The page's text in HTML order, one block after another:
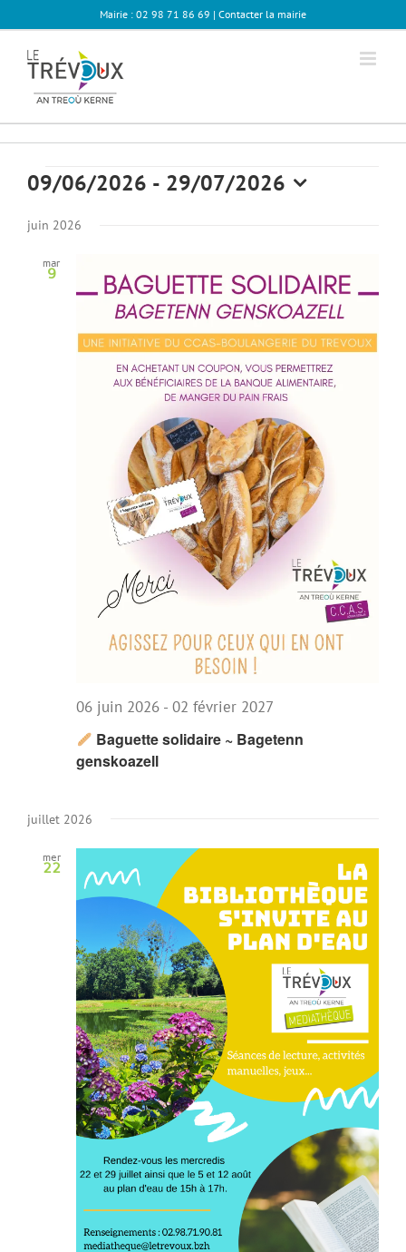
au
Mairie : 02 98 71 86 69 | Contacter la mairie
Évènements
09/06/2026 - 29/07/2026
une
juin 2026
mar
9
Baguette solidaire ~ Bagetenn
genskoazell
06 juin 2026 - 02 février 2027
juillet 2026
mer
22